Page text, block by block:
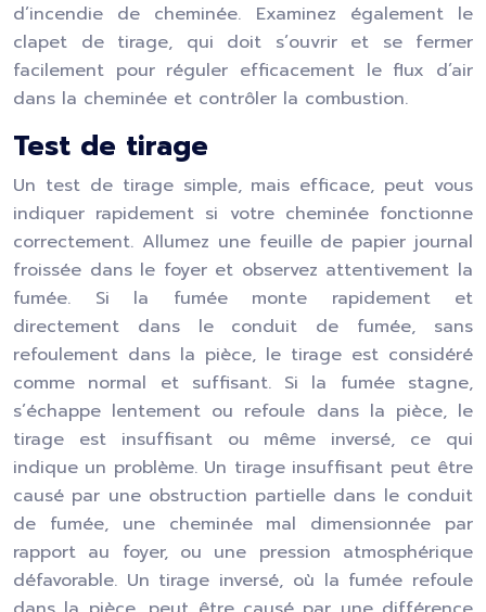
d’incendie de cheminée. Examinez également le
clapet de tirage, qui doit s’ouvrir et se fermer
facilement pour réguler efficacement le flux d’air
dans la cheminée et contrôler la combustion.
Test de tirage
Un test de tirage simple, mais efficace, peut vous
indiquer rapidement si votre cheminée fonctionne
correctement. Allumez une feuille de papier journal
froissée dans le foyer et observez attentivement la
fumée. Si la fumée monte rapidement et
directement dans le conduit de fumée, sans
refoulement dans la pièce, le tirage est considéré
comme normal et suffisant. Si la fumée stagne,
s’échappe lentement ou refoule dans la pièce, le
tirage est insuffisant ou même inversé, ce qui
indique un problème. Un tirage insuffisant peut être
causé par une obstruction partielle dans le conduit
de fumée, une cheminée mal dimensionnée par
rapport au foyer, ou une pression atmosphérique
défavorable. Un tirage inversé, où la fumée refoule